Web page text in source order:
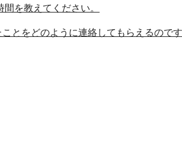
を教えてください。
とをどのように連絡してもらえるのです